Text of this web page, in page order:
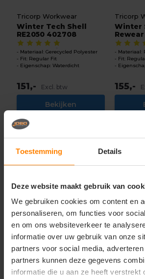
Toestemming Details
Deze website maakt gebruik van
We gebruiken cookies om content en
personaliseren, om functies voor
en om ons websiteverkeer te
informatie over uw gebruik van onze
partners voor social media,
partners kunnen deze gegevens
informatie die u aan ze heeft verstrekt
Tricorp Workwear
Winter Tech Shell
RE2050 402708
Materiaal: Gerecycled Polyester
Fit: Regular Fit
Eigenschap: Waterdicht
151,- Excl. btw
Bekijken
Tricorp
Winter
Materiaal:
Fit:
155,-